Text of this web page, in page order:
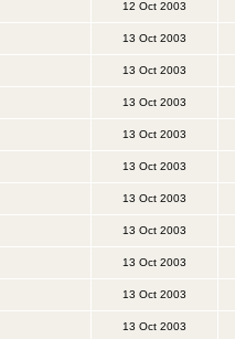
12 Oct 2003
13 Oct 2003
13 Oct 2003
13 Oct 2003
13 Oct 2003
13 Oct 2003
13 Oct 2003
13 Oct 2003
13 Oct 2003
13 Oct 2003
13 Oct 2003